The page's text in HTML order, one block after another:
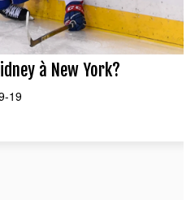
à New York?
19